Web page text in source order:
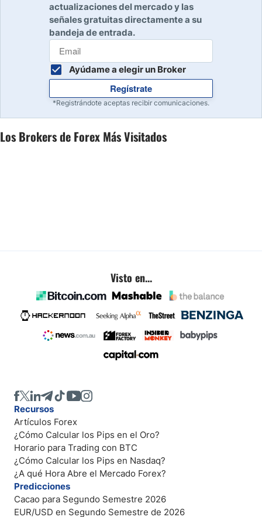
actualizaciones del mercado y las
señales gratuitas directamente a su
bandeja de entrada.
Ayúdame a elegir un Broker
Regístrate
*Registrándote aceptas recibir comunicaciones.
Los Brokers de Forex Más Visitados
Visto en...
Recursos
Artículos Forex
¿Cómo Calcular los Pips en el Oro?
Horario para Trading con BTC
¿Cómo Calcular los Pips en Nasdaq?
¿A qué Hora Abre el Mercado Forex?
Predicciones
Cacao para Segundo Semestre 2026
EUR/USD en Segundo Semestre de 2026